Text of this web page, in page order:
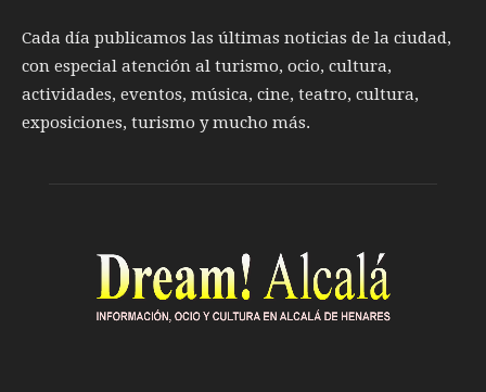
Cada día publicamos las últimas noticias de la ciudad,
con especial atención al turismo, ocio, cultura,
actividades, eventos, música, cine, teatro, cultura,
exposiciones, turismo y mucho más.